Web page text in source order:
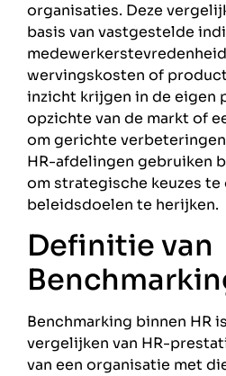
organisaties. Deze
basis van vastgestelde
wervingskosten of
inzicht krijgen in de eigen
opzichte van de markt of
om gerichte
HR-afdelingen gebruiken
om strategische keuzes
beleidsdoelen te herijken.
Definitie van
Benchmarking binnen HR
vergelijken van HR-
van een organisatie met